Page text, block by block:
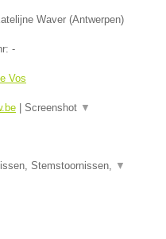
Waver (Antwerpen)
-
Vos
Screenshot ▼
Stemstoornissen, ▼